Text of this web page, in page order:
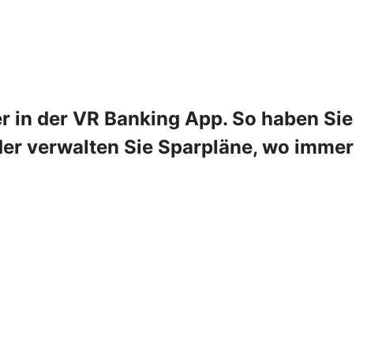
der VR Banking App. So haben Sie
verwalten Sie Sparpläne, wo immer